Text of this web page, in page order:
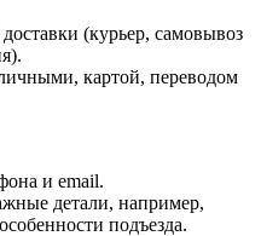
(курьер, самовывоз
картой, переводом
и email.
детали, например,
подъезда.